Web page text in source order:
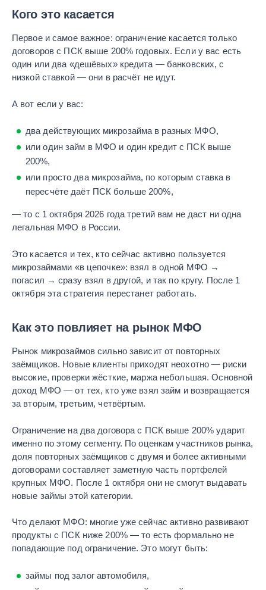
Кого это касается
Первое и самое важное: ограничение касается только
договоров с ПСК выше 200% годовых. Если у вас есть
один или два «дешёвых» кредита — банковских, с
низкой ставкой — они в расчёт не идут.
А вот если у вас:
два действующих микрозайма в разных МФО,
или один займ в МФО и один кредит с ПСК выше
200%,
или просто два микрозайма, по которым ставка в
пересчёте даёт ПСК больше 200%,
— то с 1 октября 2026 года третий вам не даст ни одна
легальная МФО в России.
Это касается и тех, кто сейчас активно пользуется
микрозаймами «в цепочке»: взял в одной МФО →
погасил → сразу взял в другой, и так по кругу. После 1
октября эта стратегия перестанет работать.
Как это повлияет на рынок МФО
Рынок микрозаймов сильно зависит от повторных
заёмщиков. Новые клиенты приходят неохотно — риски
высокие, проверки жёсткие, маржа небольшая. Основной
доход МФО — от тех, кто уже взял займ и возвращается
за вторым, третьим, четвёртым.
Ограничение на два договора с ПСК выше 200% ударит
именно по этому сегменту. По оценкам участников рынка,
доля повторных заёмщиков с двумя и более активными
договорами составляет заметную часть портфелей
крупных МФО. После 1 октября они не смогут выдавать
новые займы этой категории.
Что делают МФО: многие уже сейчас активно развивают
продукты с ПСК ниже 200% — то есть формально не
попадающие под ограничение. Это могут быть:
займы под залог автомобиля,